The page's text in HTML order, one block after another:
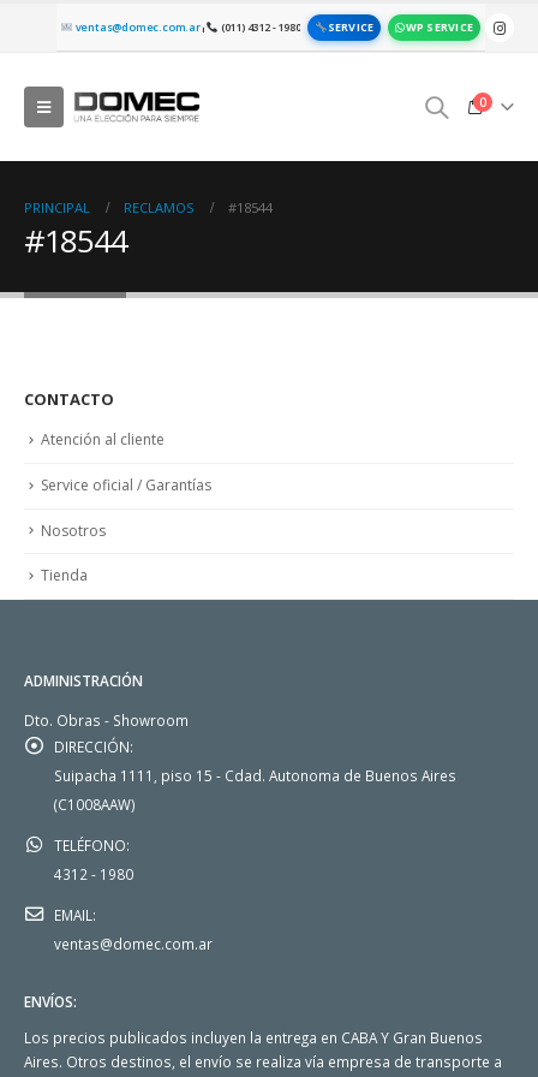
ventas@domec.com.ar| (011) 4312 - 1980 SERVICE WP SERVICE
0
PRINCIPAL RECLAMOS #18544
#18544
CONTACTO
Atención al cliente
Service oficial / Garantías
Nosotros
Tienda
ADMINISTRACIÓN
Dto. Obras - Showroom
DIRECCIÓN:
Suipacha 1111, piso 15 - Cdad. Autonoma de Buenos Aires
(C1008AAW)
TELÉFONO:
4312 - 1980
EMAIL:
ventas@domec.com.ar
ENVÍOS:
Los precios publicados incluyen la entrega en CABA Y Gran Buenos
Aires. Otros destinos, el envío se realiza vía empresa de transporte a